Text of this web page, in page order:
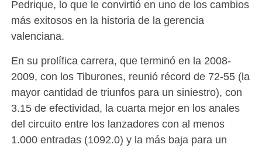
Pedrique, lo que le convirtió en uno de los cambios
más exitosos en la historia de la gerencia
valenciana.
En su prolífica carrera, que terminó en la 2008-
2009, con los Tiburones, reunió récord de 72-55 (la
mayor cantidad de triunfos para un siniestro), con
3.15 de efectividad, la cuarta mejor en los anales
del circuito entre los lanzadores con al menos
1.000 entradas (1092.0) y la más baja para un